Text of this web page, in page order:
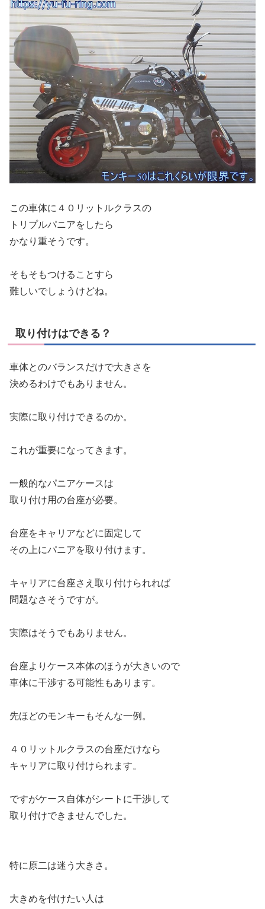
この車体に４０リットルクラスの
トリプルパニアをしたら
かなり重そうです。
そもそもつけることすら
難しいでしょうけどね。
取り付けはできる？
車体とのバランスだけで大きさを
決めるわけでもありません。
実際に取り付けできるのか。
これが重要になってきます。
一般的なパニアケースは
取り付け用の台座が必要。
台座をキャリアなどに固定して
その上にパニアを取り付けます。
キャリアに台座さえ取り付けられれば
問題なさそうですが。
実際はそうでもありません。
台座よりケース本体のほうが大きいので
車体に干渉する可能性もあります。
先ほどのモンキーもそんな一例。
４０リットルクラスの台座だけなら
キャリアに取り付けられます。
ですがケース自体がシートに干渉して
取り付けできませんでした。
特に原二は迷う大きさ。
大きめを付けたい人は